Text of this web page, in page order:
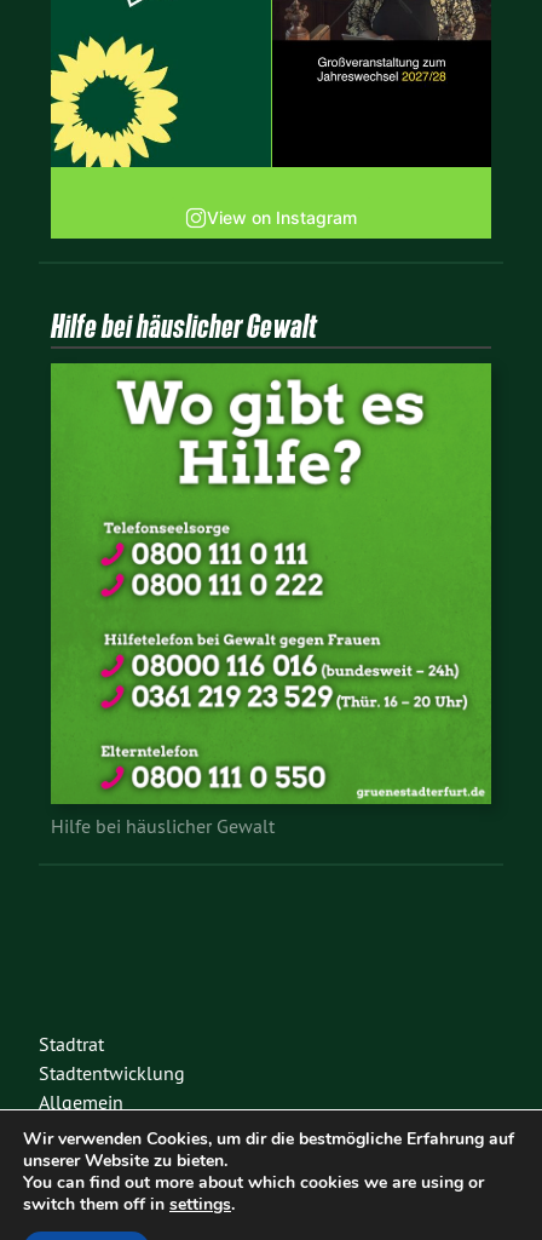
View on Instagram
Hilfe bei häuslicher Gewalt
Hilfe bei häuslicher Gewalt
Stadtrat
Stadtentwicklung
Allgemein
Umwelt
Klimaschutz
Weltoffen
Pressemitteilung KV
Wir verwenden Cookies, um dir die bestmögliche Erfahrung auf
unserer Website zu bieten.
You can find out more about which cookies we are using or
switch them off in settings.